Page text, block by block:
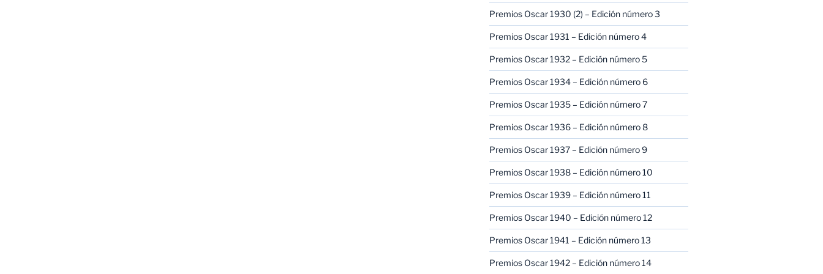
Premios Oscar 1930 (2) – Edición número 3
Premios Oscar 1931 – Edición número 4
Premios Oscar 1932 – Edición número 5
Premios Oscar 1934 – Edición número 6
Premios Oscar 1935 – Edición número 7
Premios Oscar 1936 – Edición número 8
Premios Oscar 1937 – Edición número 9
Premios Oscar 1938 – Edición número 10
Premios Oscar 1939 – Edición número 11
Premios Oscar 1940 – Edición número 12
Premios Oscar 1941 – Edición número 13
Premios Oscar 1942 – Edición número 14